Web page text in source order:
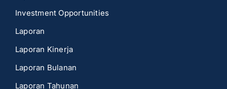
Investment Opportunities
Laporan
Laporan Kinerja
Laporan Bulanan
Laporan Tahunan